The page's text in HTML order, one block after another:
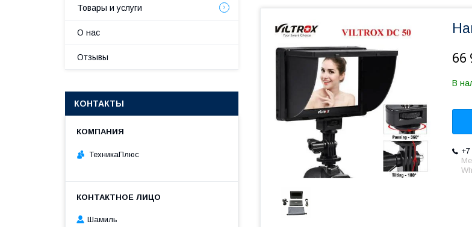
66
В
Товары и услуги
О нас
Отзывы
КОНТАКТЫ
ТехникаПлюс
Шамиль